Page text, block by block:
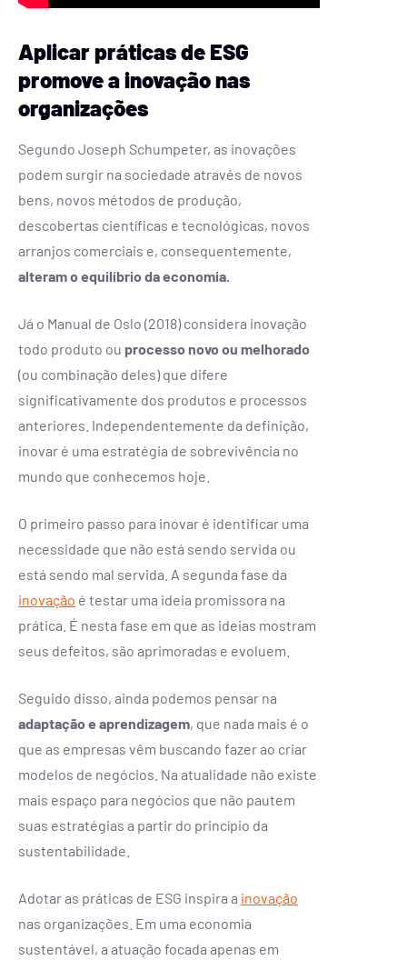
Aplicar práticas de ESG
promove a inovação nas
organizações
Segundo Joseph Schumpeter, as inovações
podem surgir na sociedade através de novos
bens, novos métodos de produção,
descobertas científicas e tecnológicas, novos
arranjos comerciais e, consequentemente,
alteram o equilíbrio da economia.
Já o Manual de Oslo (2018) considera inovação
todo produto ou processo novo ou melhorado
(ou combinação deles) que difere
significativamente dos produtos e processos
anteriores. Independentemente da definição,
inovar é uma estratégia de sobrevivência no
mundo que conhecemos hoje.
O primeiro passo para inovar é identificar uma
necessidade que não está sendo servida ou
está sendo mal servida. A segunda fase da
inovação é testar uma ideia promissora na
prática. É nesta fase em que as ideias mostram
seus defeitos, são aprimoradas e evoluem.
Seguido disso, ainda podemos pensar na
adaptação e aprendizagem, que nada mais é o
que as empresas vêm buscando fazer ao criar
modelos de negócios. Na atualidade não existe
mais espaço para negócios que não pautem
suas estratégias a partir do princípio da
sustentabilidade.
Adotar as práticas de ESG inspira a inovação
nas organizações. Em uma economia
sustentável, a atuação focada apenas em